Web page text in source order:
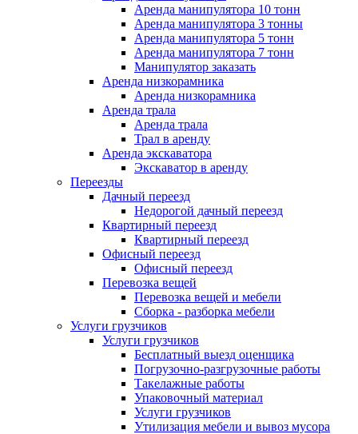
Аренда манипулятора 10 тонн
Аренда манипулятора 3 тонны
Аренда манипулятора 5 тонн
Аренда манипулятора 7 тонн
Манипулятор заказать
Аренда низкорамника
Аренда низкорамника
Аренда трала
Аренда трала
Трал в аренду
Аренда экскаватора
Экскаватор в аренду
Переезды
Дачный переезд
Недорогой дачный переезд
Квартирный переезд
Квартирный переезд
Офисный переезд
Офисный переезд
Перевозка вещей
Перевозка вещей и мебели
Сборка - разборка мебели
Услуги грузчиков
Услуги грузчиков
Бесплатный выезд оценщика
Погрузочно-разгрузочные работы
Такелажные работы
Упаковочный материал
Услуги грузчиков
Утилизация мебели и вывоз мусора